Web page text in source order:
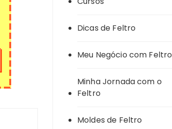
Dicas de Feltro
Meu Negócio com Feltro
Minha Jornada com o
Feltro
Moldes de Feltro